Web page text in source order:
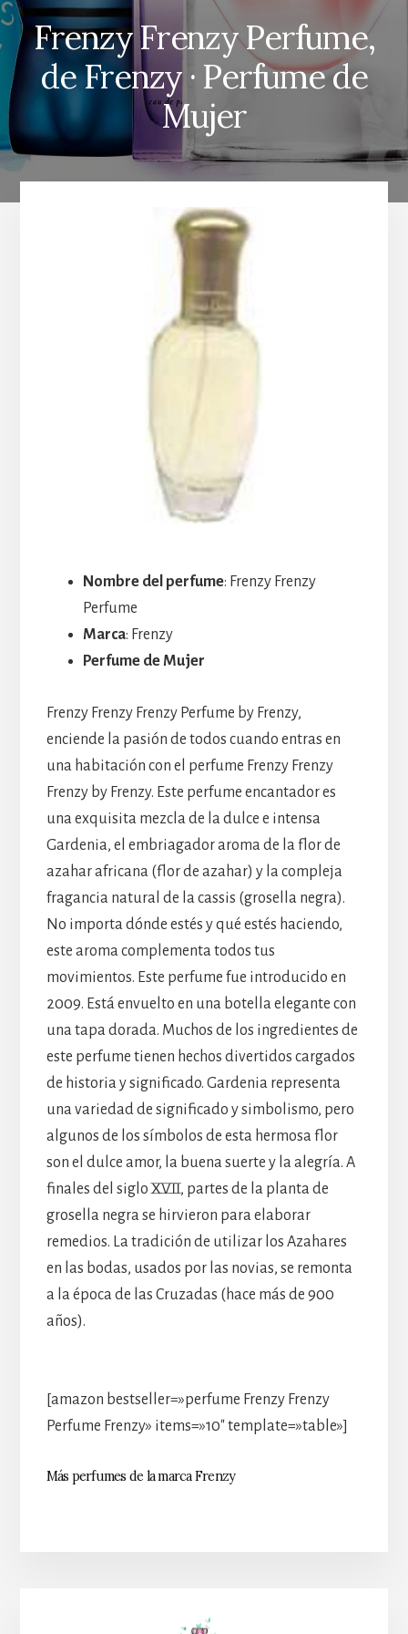
Frenzy Frenzy Perfume,
de Frenzy · Perfume de
Mujer
Nombre del perfume: Frenzy Frenzy
Perfume
Marca: Frenzy
Perfume de Mujer
Frenzy Frenzy Frenzy Perfume by Frenzy,
enciende la pasión de todos cuando entras en
una habitación con el perfume Frenzy Frenzy
Frenzy by Frenzy. Este perfume encantador es
una exquisita mezcla de la dulce e intensa
Gardenia, el embriagador aroma de la flor de
azahar africana (flor de azahar) y la compleja
fragancia natural de la cassis (grosella negra).
No importa dónde estés y qué estés haciendo,
este aroma complementa todos tus
movimientos. Este perfume fue introducido en
2009. Está envuelto en una botella elegante con
una tapa dorada. Muchos de los ingredientes de
este perfume tienen hechos divertidos cargados
de historia y significado. Gardenia representa
una variedad de significado y simbolismo, pero
algunos de los símbolos de esta hermosa flor
son el dulce amor, la buena suerte y la alegría. A
finales del siglo XVII, partes de la planta de
grosella negra se hirvieron para elaborar
remedios. La tradición de utilizar los Azahares
en las bodas, usados por las novias, se remonta
a la época de las Cruzadas (hace más de 900
años).
[amazon bestseller=»perfume Frenzy Frenzy
Perfume Frenzy» items=»10″ template=»table»]
Más perfumes de la marca Frenzy